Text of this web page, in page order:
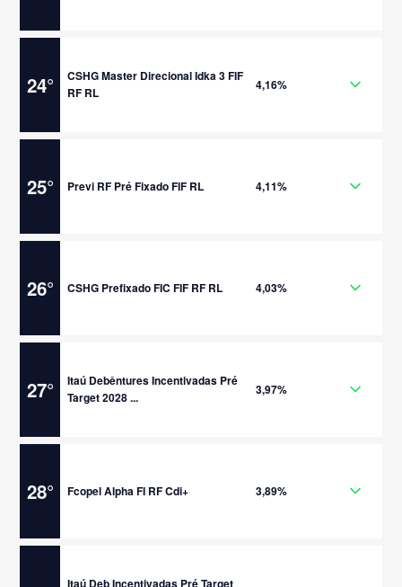
24°
CSHG Master Direcional Idka 3 FIF
RF RL
4,16%
25° Previ RF Pré Fixado FIF RL 4,11%
26° CSHG Prefixado FIC FIF RF RL 4,03%
27°
Itaú Debêntures Incentivadas Pré
Target 2028 ...
3,97%
28° Fcopel Alpha FI RF Cdi+ 3,89%
Itaú Deb Incentivadas Pré Target